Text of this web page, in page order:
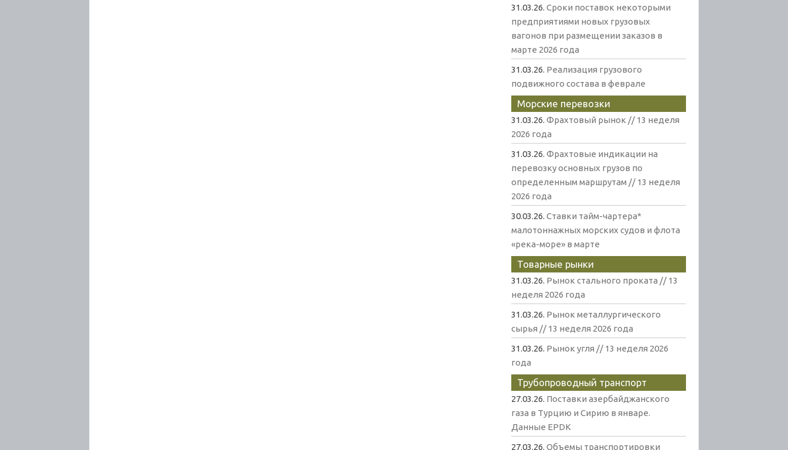
31.03.26.Сроки поставок некоторыми
предприятиями новых грузовых
вагонов при размещении заказов в
марте 2026 года
31.03.26. Реализация грузового
подвижного состава в феврале
Морские перевозки
31.03.26.Фрахтовый рынок // 13 неделя
2026 года
31.03.26.Фрахтовые индикации на
перевозку основных грузов по
определенным маршрутам // 13 неделя
2026 года
30.03.26.Ставки тайм-чартера*
малотоннажных морских судов и флота
«река-море» в марте
Товарные рынки
31.03.26. Рынок стального проката // 13
неделя 2026 года
31.03.26. Рынок металлургического
сырья // 13 неделя 2026 года
31.03.26. Рынок угля // 13 неделя 2026
года
Трубопроводный транспорт
27.03.26. Поставки азербайджанского
газа в Турцию и Сирию в январе.
Данные EPDK
27.03.26.Объемы транспортировки